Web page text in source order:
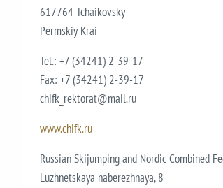
617764 Tchaikovsky
Permskiy Krai
Tel.: +7 (34241) 2-39-17
Fax: +7 (34241) 2-39-17
chifk_rektorat@mail.ru
www.chifk.ru
Russian Skijumping and Nordic Combined
Luzhnetskaya naberezhnaya, 8